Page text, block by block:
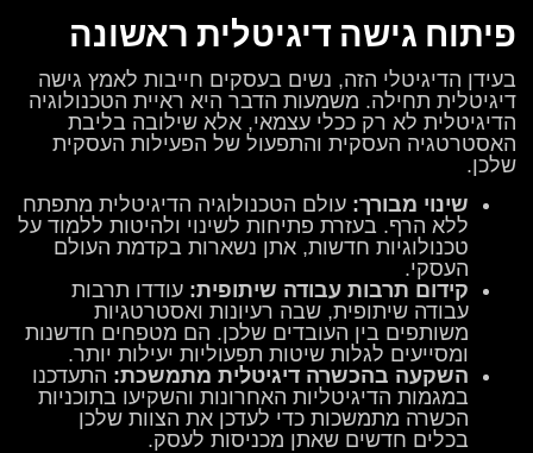
פיתוח גישה דיגיטלית ראשונה
בעידן הדיגיטלי הזה, נשים בעסקים חייבות לאמץ גישה
דיגיטלית תחילה. משמעות הדבר היא ראיית הטכנולוגיה
הדיגיטלית לא רק ככלי עצמאי, אלא שילובה בליבת
האסטרטגיה העסקית והתפעול של הפעילות העסקית
שלכן.
שינוי מבורך: עולם הטכנולוגיה הדיגיטלית מתפתח
ללא הרף. בעזרת פתיחות לשינוי ולהיטות ללמוד על
טכנולוגיות חדשות, אתן נשארות בקדמת העולם
העסקי.
קידום תרבות עבודה שיתופית: עודדו תרבות
עבודה שיתופית, שבה רעיונות ואסטרטגיות
משותפים בין העובדים שלכן. הם מטפחים חדשנות
ומסייעים לגלות שיטות תפעוליות יעילות יותר.
השקעה בהכשרה דיגיטלית מתמשכת: התעדכנו
במגמות הדיגיטליות האחרונות והשקיעו בתוכניות
הכשרה מתמשכות כדי לעדכן את הצוות שלכן
בכלים חדשים שאתן מכניסות לעסק.